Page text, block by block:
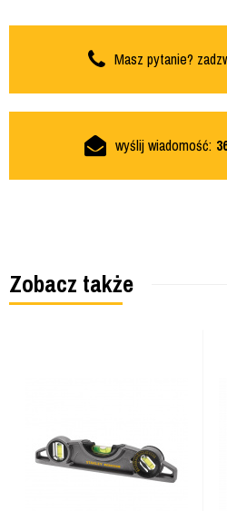
Masz pytanie?
wyślij wiadomość:
Zobacz także